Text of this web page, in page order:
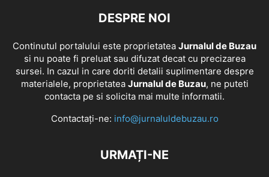
DESPRE NOI
Continutul portalului este proprietatea Jurnalul de Buzau
si nu poate fi preluat sau difuzat decat cu precizarea
sursei. In cazul in care doriti detalii suplimentare despre
materialele, proprietatea Jurnalul de Buzau, ne puteti
contacta pe si solicita mai multe informatii.
Contactați-ne: info@jurnaluldebuzau.ro
URMAȚI-NE